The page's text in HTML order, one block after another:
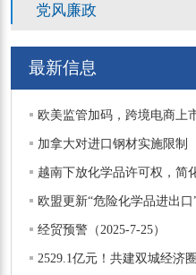
党风廉政
最新信息
欧美监管加码，跨境电商上
加拿大对进口钢材实施限制
越南下放化学品许可权，简
欧盟更新“危险化学品进出
经贸预警（2025-7-25）